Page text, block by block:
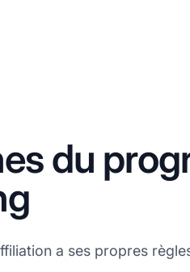
du
a ses propres